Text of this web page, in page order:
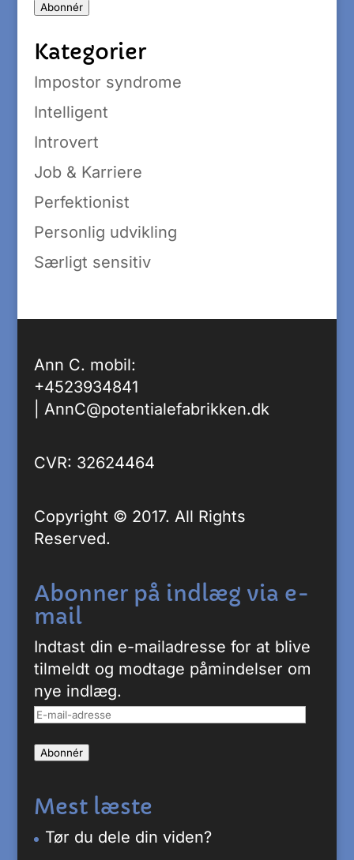
Abonnér
Kategorier
Impostor syndrome
Intelligent
Introvert
Job & Karriere
Perfektionist
Personlig udvikling
Særligt sensitiv
Ann C. mobil:
+4523934841
AnnC@potentialefabrikken.dk
CVR: 32624464
Copyright © 2017. All Rights
Reserved.
Abonner på indlæg via e-
mail
Indtast din e-mailadresse for at blive
tilmeldt og modtage påmindelser om
nye indlæg.
E-
adresse
Abonnér
Mest læste
Tør du dele din viden?